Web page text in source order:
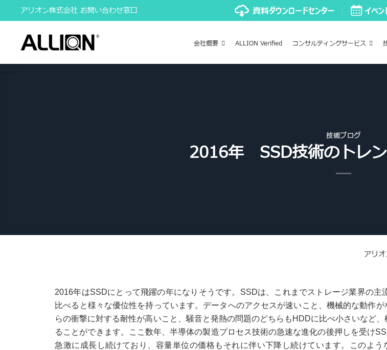
to
content
アリオン株式会社 お問い合わせ窓口
会社概要 ALLION Verified コンサルティングサービス
技術ブログ
2016年 SSD技術のトレ
アリ
2016年はSSDにとって飛躍の年になりそうです。SSDは、これまでストレージ業界の主
比べると様々な優位性を持っています。データへのアクセスが速いこと、機械的な動作が
らの衝撃に対する耐性が高いこと、騒音と発熱の問題のどちらもHDDに比べ小さいなど
ることができます。ここ数年、半導体の製造プロセス技術の急速な進化の後押しを受け
急激に成長し続けており、容量単位の価格もそれに伴い下降し続けています。このよう